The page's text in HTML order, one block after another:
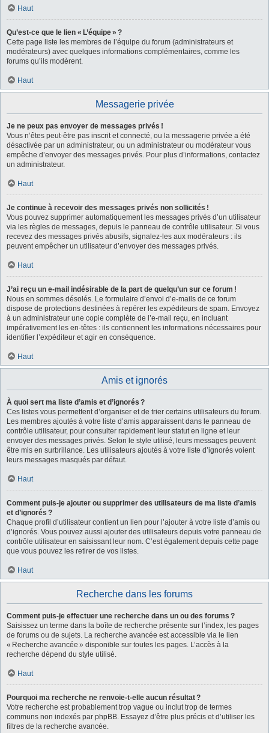
Haut
Qu’est-ce que le lien « L’équipe » ?
Cette page liste les membres de l’équipe du forum (administrateurs et
modérateurs) avec quelques informations complémentaires, comme les
forums qu’ils modèrent.
Haut
Messagerie privée
Je ne peux pas envoyer de messages privés !
Vous n’êtes peut-être pas inscrit et connecté, ou la messagerie privée a été
désactivée par un administrateur, ou un administrateur ou modérateur vous
empêche d’envoyer des messages privés. Pour plus d’informations, contactez
un administrateur.
Haut
Je continue à recevoir des messages privés non sollicités !
Vous pouvez supprimer automatiquement les messages privés d’un utilisateur
via les règles de messages, depuis le panneau de contrôle utilisateur. Si vous
recevez des messages privés abusifs, signalez-les aux modérateurs : ils
peuvent empêcher un utilisateur d’envoyer des messages privés.
Haut
J’ai reçu un e-mail indésirable de la part de quelqu’un sur ce forum !
Nous en sommes désolés. Le formulaire d’envoi d’e-mails de ce forum
dispose de protections destinées à repérer les expéditeurs de spam. Envoyez
à un administrateur une copie complète de l’e-mail reçu, en incluant
impérativement les en-têtes : ils contiennent les informations nécessaires pour
identifier l’expéditeur et agir en conséquence.
Haut
Amis et ignorés
À quoi sert ma liste d’amis et d’ignorés ?
Ces listes vous permettent d’organiser et de trier certains utilisateurs du forum.
Les membres ajoutés à votre liste d’amis apparaissent dans le panneau de
contrôle utilisateur, pour consulter rapidement leur statut en ligne et leur
envoyer des messages privés. Selon le style utilisé, leurs messages peuvent
être mis en surbrillance. Les utilisateurs ajoutés à votre liste d’ignorés voient
leurs messages masqués par défaut.
Haut
Comment puis-je ajouter ou supprimer des utilisateurs de ma liste d’amis
et d’ignorés ?
Chaque profil d’utilisateur contient un lien pour l’ajouter à votre liste d’amis ou
d’ignorés. Vous pouvez aussi ajouter des utilisateurs depuis votre panneau de
contrôle utilisateur en saisissant leur nom. C’est également depuis cette page
que vous pouvez les retirer de vos listes.
Haut
Recherche dans les forums
Comment puis-je effectuer une recherche dans un ou des forums ?
Saisissez un terme dans la boîte de recherche présente sur l’index, les pages
de forums ou de sujets. La recherche avancée est accessible via le lien
« Recherche avancée » disponible sur toutes les pages. L’accès à la
recherche dépend du style utilisé.
Haut
Pourquoi ma recherche ne renvoie-t-elle aucun résultat ?
Votre recherche est probablement trop vague ou inclut trop de termes
communs non indexés par phpBB. Essayez d’être plus précis et d’utiliser les
filtres de la recherche avancée.